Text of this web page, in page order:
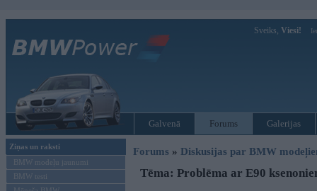
Sveiks, Viesi!
Galvenā Forums Galerijas
Ziņas un raksti
BMW modeļu jaunumi
BMW testi
Forums » Diskusijas par BMW
Tēma: Problēma ar E90